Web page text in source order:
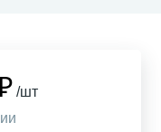
/шт